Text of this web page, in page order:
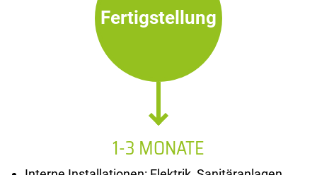
Fertigstellung
1-3 MONATE